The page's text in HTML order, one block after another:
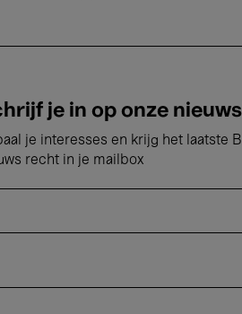
je in op onze
je interesses en krijg het laatste
recht in je mailbox